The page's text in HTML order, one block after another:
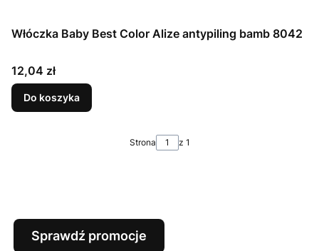
Włóczka Baby Best Color Alize antypiling bamb 8042
Cena
12,04 zł
Do koszyka
Strona z 1
Sprawdź promocje